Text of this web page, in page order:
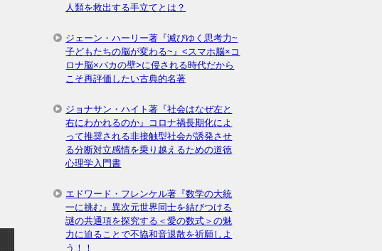
人類を救出する手立てとは？
ジェーン・ハーリー著『滅びゆく思考力~
子どもたちの脳が変わる~』<スマホ脳×コ
ロナ脳×バカの壁>に侵される時代だから
こそ再評価したい古典的名著
ジョナサン・ハイト著『社会はなぜ左と
右にわかれるのか』コロナ禍長期化によ
って推奨される非接触型社会が誘発させ
る分断対立感情を乗り越えるための道徳
心理学入門書
エドワード・フレンケル著『数学の大統
一に挑む』異次元世界同士を結びつける
謎の共通項を探究する＜愛の数式＞の魅
力に迫ることで不協和音退散を祈願しよ
う！！